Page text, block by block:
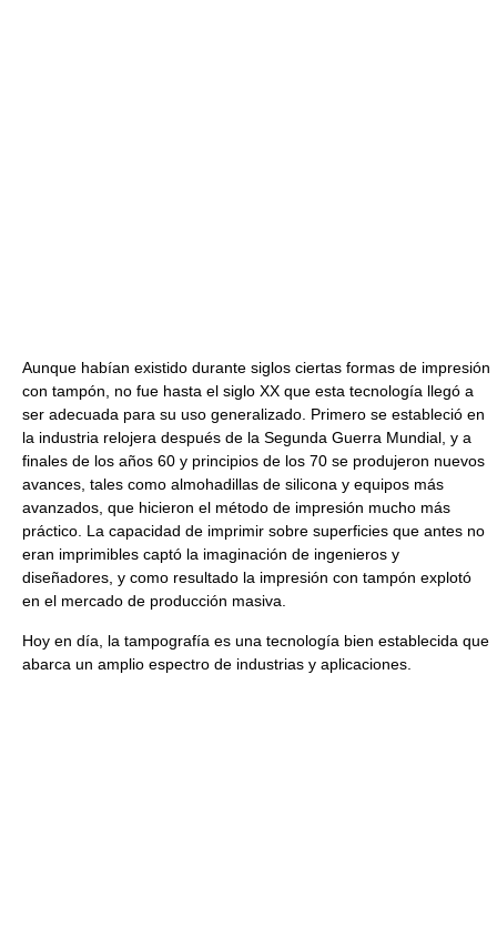
Aunque habían existido durante siglos ciertas formas de impresión
con tampón, no fue hasta el siglo XX que esta tecnología llegó a
ser adecuada para su uso generalizado. Primero se estableció en
la industria relojera después de la Segunda Guerra Mundial, y a
finales de los años 60 y principios de los 70 se produjeron nuevos
avances, tales como almohadillas de silicona y equipos más
avanzados, que hicieron el método de impresión mucho más
práctico. La capacidad de imprimir sobre superficies que antes no
eran imprimibles captó la imaginación de ingenieros y
diseñadores, y como resultado la impresión con tampón explotó
en el mercado de producción masiva.
Hoy en día, la tampografía es una tecnología bien establecida que
abarca un amplio espectro de industrias y aplicaciones.